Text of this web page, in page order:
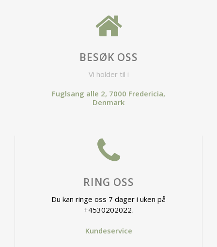
BESØK OSS
Vi holder til i
Fuglsang alle 2, 7000 Fredericia,
Denmark
RING OSS
Du kan ringe oss 7 dager i uken på
+4530202022.
Kundeservice